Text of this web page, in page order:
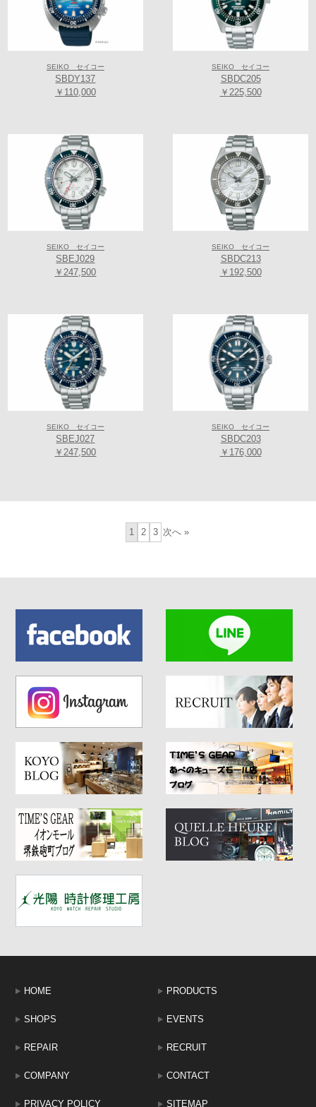
SEIKO セイコー
SBDY137
￥110,000
SEIKO セイコー
SBDC205
￥225,500
SEIKO セイコー
SBEJ029
￥247,500
SEIKO セイコー
SBDC213
￥192,500
SEIKO セイコー
SBEJ027
￥247,500
SEIKO セイコー
SBDC203
￥176,000
1 2 3 次へ »
HOME PRODUCTS
SHOPS EVENTS
REPAIR RECRUIT
COMPANY CONTACT
PRIVACY POLICY SITEMAP